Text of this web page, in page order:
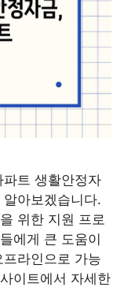
트 생활안정자
아보겠습니다.
위한 지원 프로
에게 큰 도움이
라인으로 가능
이트에서 자세한